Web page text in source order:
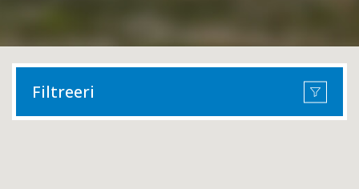
Filtreeri